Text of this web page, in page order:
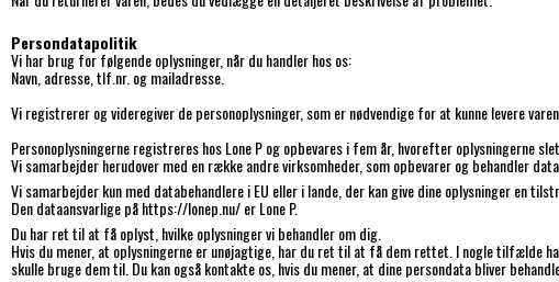
Persondatapolitik
Vi har brug for følgende oplysninger, når du handler hos os:
Navn, adresse, tlf.nr. og mailadresse.
Vi registrerer og videregiver de personoplysninger, som er nødvendige for at kunne levere
Personoplysningerne registreres hos Lone P og opbevares i fem år, hvorefter oplysningerne
Vi samarbejder herudover med en række andre virksomheder, som opbevarer og behandler
Vi samarbejder kun med databehandlere i EU eller i lande, der kan give dine oplysninger en
Den dataansvarlige på https://lonep.nu/ er Lone P.
Du har ret til at få oplyst, hvilke oplysninger vi behandler om dig.
Hvis du mener, at oplysningerne er unøjagtige, har du ret til at få dem rettet. I nogle tilfælde
skulle bruge dem til. Du kan også kontakte os, hvis du mener, at dine persondata bliver